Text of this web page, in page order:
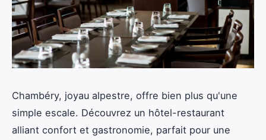
Chambéry, joyau alpestre, offre bien plus qu'une
simple escale. Découvrez un hôtel-restaurant
alliant confort et gastronomie, parfait pour une